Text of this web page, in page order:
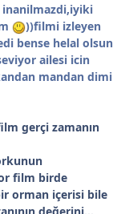
inanilmazdi,iyiki
))filmi izleyen
bense helal olsun
ailesi icin
mandan dimi
gerçi zamanın
film birde
orman içerisi bile